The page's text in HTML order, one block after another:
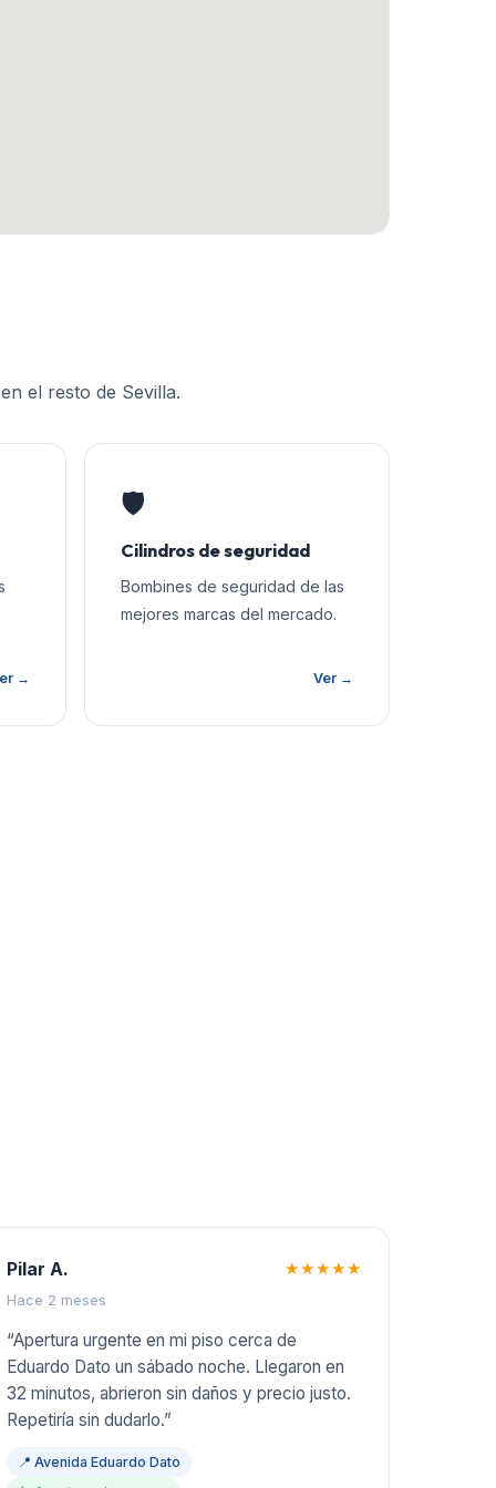
el resto de Sevilla.
→
🛡️
Cilindros de seguridad
Bombines de seguridad de las
mejores marcas del mercado.
Ver →
Pilar A.
Hace 2 meses
★★★★★
“Apertura urgente en mi piso cerca de
Eduardo Dato un sábado noche. Llegaron en
32 minutos, abrieron sin daños y precio justo.
Repetiría sin dudarlo.”
📍Avenida Eduardo Dato